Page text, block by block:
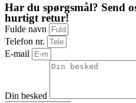
Har du spørgsmål? Send
hurtigt retur!
Fulde navn
Telefon nr.
E-mail
Din besked